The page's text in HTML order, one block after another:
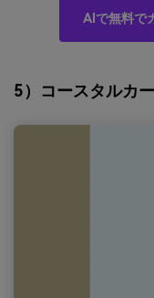
AIで無料で
5）コースタルカ